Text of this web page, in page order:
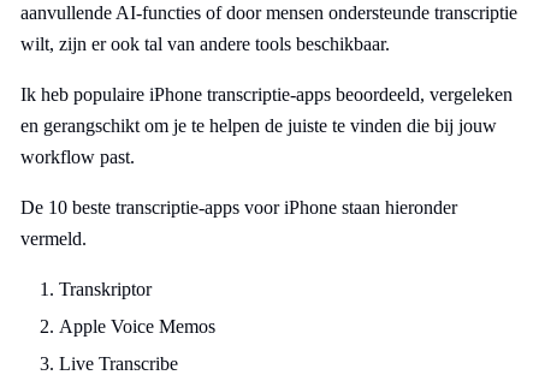
aanvullende AI-functies of door mensen ondersteunde transcriptie
wilt, zijn er ook tal van andere tools beschikbaar.
Ik heb populaire iPhone transcriptie-apps beoordeeld, vergeleken
en gerangschikt om je te helpen de juiste te vinden die bij jouw
workflow past.
De 10 beste transcriptie-apps voor iPhone staan hieronder
vermeld.
Transkriptor
Apple Voice Memos
Live Transcribe